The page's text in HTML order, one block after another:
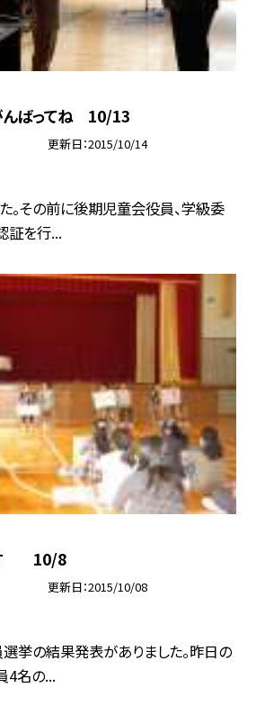
んばってね 10/13
更新日 2015/10/14
。その前に後期児童会役員、学級委
証を行...
す 10/8
更新日 2015/10/08
挙の結果発表がありました。昨日の
4名の...